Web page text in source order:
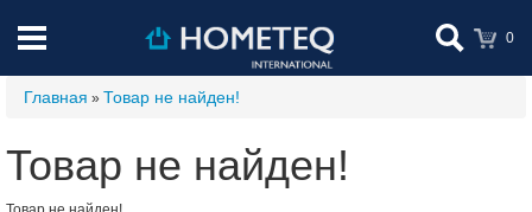
0
Главная » Товар не найден!
Товар не найден!